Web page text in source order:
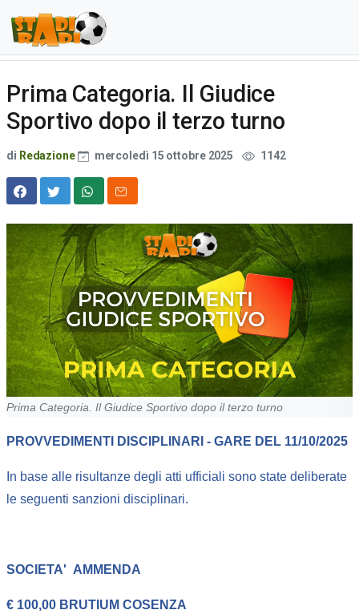
Prima Categoria. Il Giudice
Sportivo dopo il terzo turno
di Redazione mercoledì 15 ottobre 2025 1142
Prima Categoria. Il Giudice Sportivo dopo il terzo turno
PROVVEDIMENTI DISCIPLINARI - GARE DEL 11/10/2025
In base alle risultanze degli atti ufficiali sono state deliberate
le seguenti sanzioni disciplinari.
SOCIETA' AMMENDA
€ 100,00 BRUTIUM COSENZA